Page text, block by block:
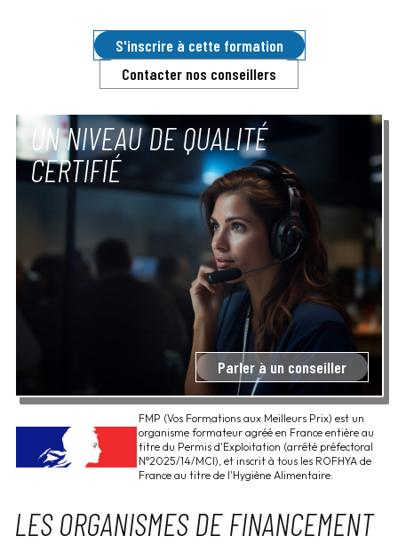
S'inscrire à cette formation
Contacter nos conseillers
UN NIVEAU DE QUALITÉ
CERTIFIÉ
Parler à un conseiller
FMP (Vos Formations aux Meilleurs Prix) est un
organisme formateur agréé en France entière au
titre du Permis d'Exploitation (arrêté préfectoral
N°2025/14/MCI), et inscrit à tous les ROFHYA de
France au titre de l'Hygiène Alimentaire.
LES ORGANISMES DE FINANCEMENT